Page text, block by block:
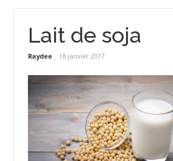
Lait de soja
Raydee 18 janvier 2017